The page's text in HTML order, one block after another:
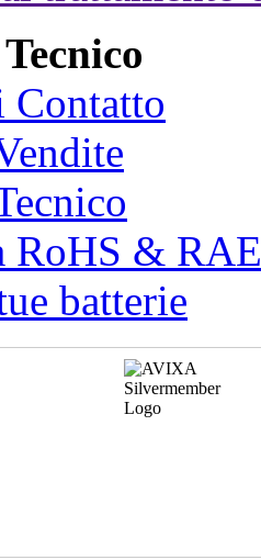
RoHS &
batterie